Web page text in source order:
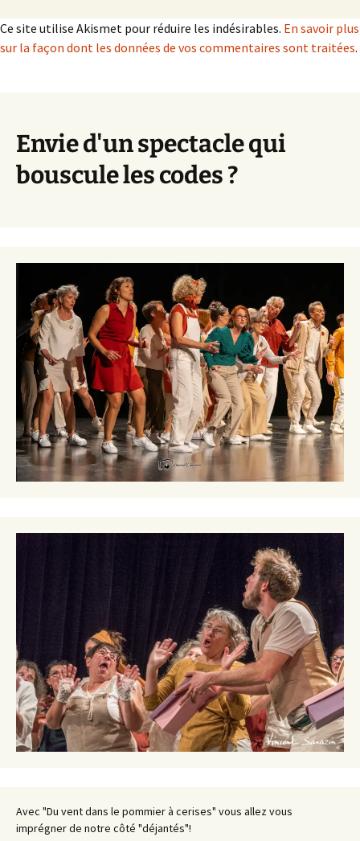
Ce site utilise Akismet pour réduire les indésirables. En savoir plus
sur la façon dont les données de vos commentaires sont traitées.
Envie d'un spectacle qui
bouscule les codes ?
Avec "Du vent dans le pommier à cerises" vous allez vous
imprégner de notre côté "déjantés"!